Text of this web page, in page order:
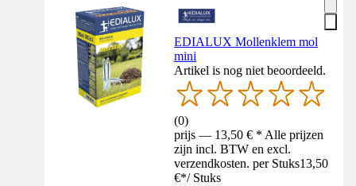
EDIALUX Mollenklem mol
mini
Artikel is nog niet beoordeeld.
(0)
prijs — 13,50 € * Alle prijzen
zijn incl. BTW en excl.
verzendkosten. per Stuks13,50
€*/ Stuks